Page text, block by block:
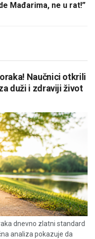
Mađarima, ne u rat!”
Naučnici otkrili
duži i zdraviji život
dnevno zlatni standard
analiza pokazuje da